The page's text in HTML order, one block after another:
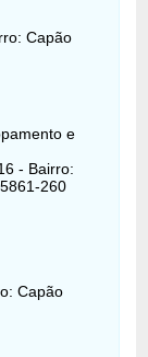
Capão
e
- Bairro:
260
Capão